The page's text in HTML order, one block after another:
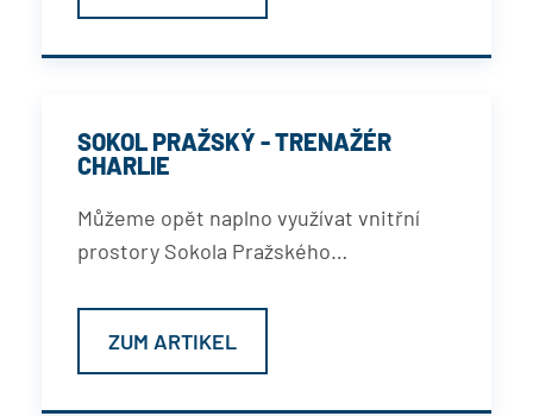
SOKOL PRAŽSKÝ - TRENAŽÉR
CHARLIE
Můžeme opět naplno využívat vnitřní
prostory Sokola Pražského…
ZUM ARTIKEL